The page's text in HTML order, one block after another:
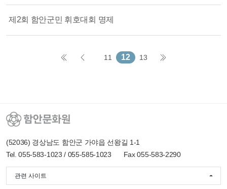
제2회 함안군민 휘호대회 명제
11 12 13
(52036) 경상남도 함안군 가야읍 선왕길 1-1
Tel. 055-583-1023 / 055-585-1023
Fax 055-583-2290
관련 사이트